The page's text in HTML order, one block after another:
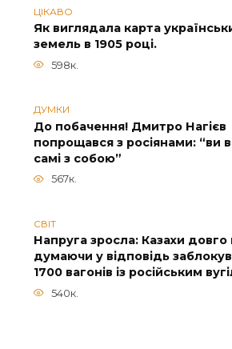
ЦІКАВО
Як виглядала карта
земель в 1905 році.
598к.
ДУМКИ
До побачення! Дмитро Нагієв
попрощався з росіянами: “ви
самі з собою”
567к.
СВІТ
Напруга зросла: Казахи довго
думаючи у відповідь
1700 вагонів із російським
540к.